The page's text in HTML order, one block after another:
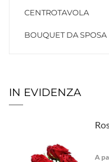
CENTROTAVOLA
BOUQUET DA SPOSA
IN EVIDENZA
A